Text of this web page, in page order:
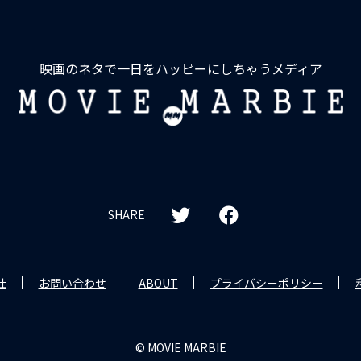
映画のネタで一日をハッピーにしちゃうメディア
MOVIE
MARBIE
SHARE
お問い合わせ ABOUT プライバシーポリシー
© MOVIE MARBIE